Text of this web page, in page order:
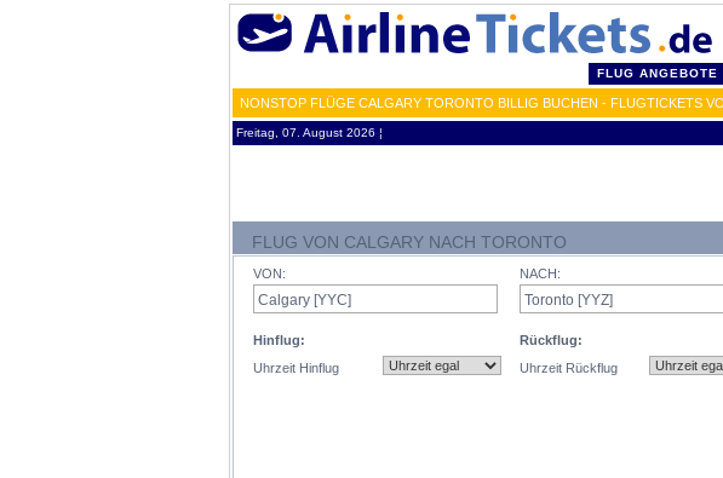
FLUG ANGEBOTE
NONSTOP FLÜGE CALGARY TORONTO BILLIG BUCHEN - FLUGTICKETS
Freitag, 07. August 2026 ¦
FLUG VON CALGARY NACH TORONTO
VON:
Hinflug:
Uhrzeit Hinflug
NACH:
Rückflug:
Uhrzeit Rückflug